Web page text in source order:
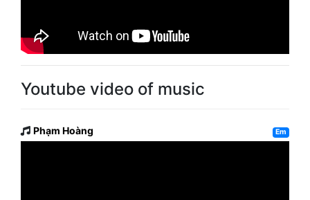
Youtube video of music
Phạm Hoàng Em